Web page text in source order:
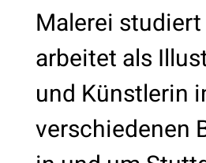
Malerei
arbeitet als
und Künstlerin
verschiedenen